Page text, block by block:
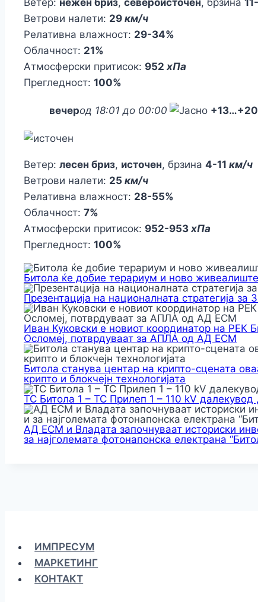
Ветрови налети: 29 км/ч
Релативна влажност: 29-34%
Облачност: 21%
Атмосферски притисок: 952 хПа
Прегледност: 100%
вечерод 18:01 до 00:00 +13…+20
Ветер: лесен бриз, источен, брзина 4-11 км/ч
Ветрови налети: 25 км/ч
Релативна влажност: 28-55%
Облачност: 7%
Атмосферски притисок: 952-953 хПа
Прегледност: 100%
Битола ќе добие терариум и ново
Презентација на националната стратегија
Иван Куковски е новиот координатор на РЕК
Осломеј, потврдуваат за АПЛА од АД ЕСМ
Битола станува центар на крипто-сцената
крипто и блокчејн технологијата
ТС Битола 1 – ТС Прилеп 1 – 110 kV
АД ЕСМ и Владата започнуваат историски
за најголемата фотонапонска електрана
ИМПРЕСУМ
МАРКЕТИНГ
КОНТАКТ